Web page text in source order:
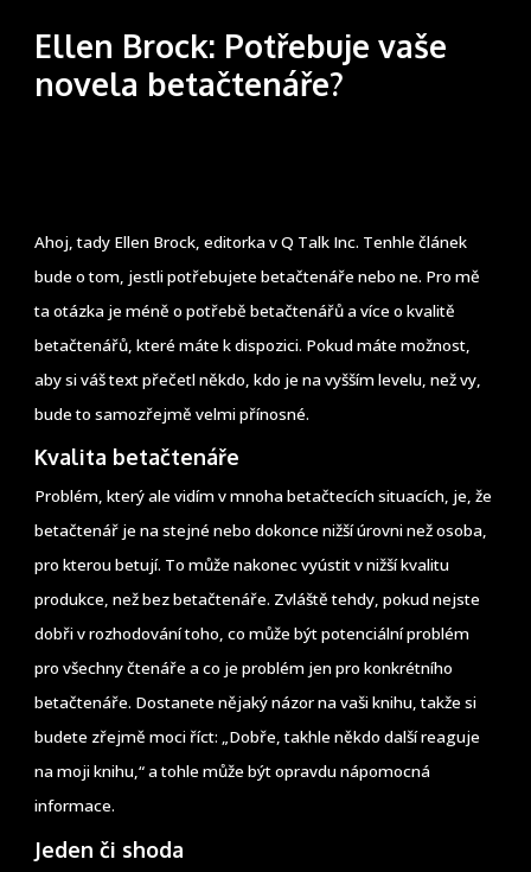
Ellen Brock: Potřebuje vaše
novela betačtenáře?
Ahoj, tady Ellen Brock, editorka v Q Talk Inc. Tenhle článek
bude o tom, jestli potřebujete betačtenáře nebo ne. Pro mě
ta otázka je méně o potřebě betačtenářů a více o kvalitě
betačtenářů, které máte k dispozici. Pokud máte možnost,
aby si váš text přečetl někdo, kdo je na vyšším levelu, než vy,
bude to samozřejmě velmi přínosné.
Kvalita betačtenáře
Problém, který ale vidím v mnoha betačtecích situacích, je, že
betačtenář je na stejné nebo dokonce nižší úrovni než osoba,
pro kterou betují. To může nakonec vyústit v nižší kvalitu
produkce, než bez betačtenáře. Zvláště tehdy, pokud nejste
dobři v rozhodování toho, co může být potenciální problém
pro všechny čtenáře a co je problém jen pro konkrétního
betačtenáře. Dostanete nějaký názor na vaši knihu, takže si
budete zřejmě moci říct: „Dobře, takhle někdo další reaguje
na moji knihu,“ a tohle může být opravdu nápomocná
informace.
Jeden či shoda